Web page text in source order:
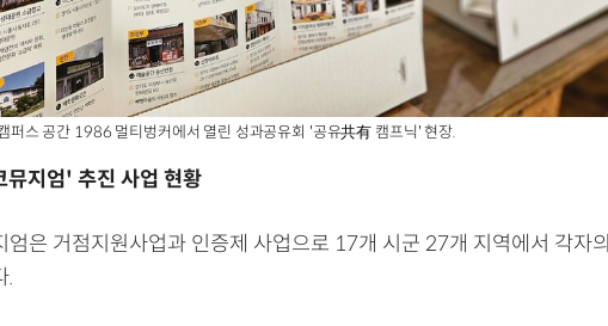
스 공간 1986 멀티벙커에서 열린 성과공유회 '공유共有 캠프닉' 현장.
지엄' 추진 사업 현황
엄은 거점지원사업과 인증제 사업으로 17개 시군 27개 지역에서 각자의
.